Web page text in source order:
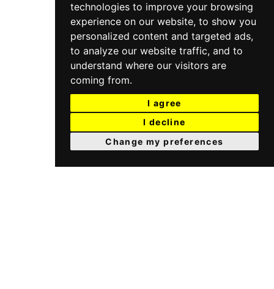
technologies to improve your browsing
experience on our website, to show you
personalized content and targeted ads,
to analyze our website traffic, and to
understand where our visitors are
coming from.
I agree
I decline
Change my preferences